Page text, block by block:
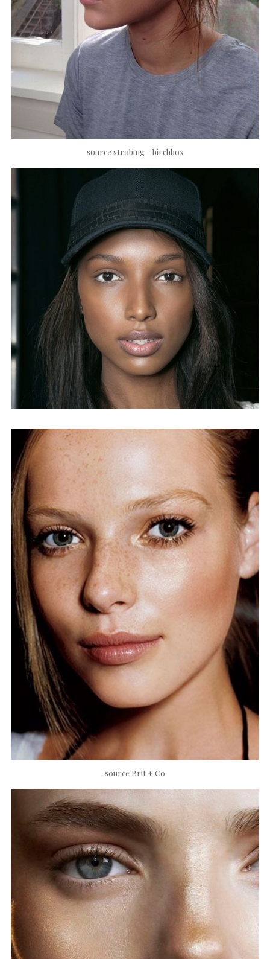
source strobing – birchbox
source Brit + Co